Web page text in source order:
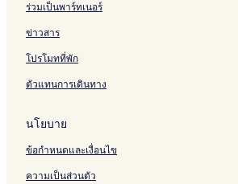
ร่วมเป็นพาร์ทเนอร์
ข่าวสาร
โปรโมทที่พัก
ตัวแทนการเดินทาง
นโยบาย
ข้อกำหนดและเงื่อนไข
ความเป็นส่วนตัว